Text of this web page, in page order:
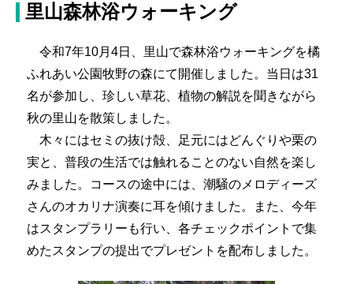
里山森林浴ウォーキング
令和7年10月4日、里山で森林浴ウォーキングを橘
ふれあい公園牧野の森にて開催しました。当日は31
名が参加し、珍しい草花、植物の解説を聞きながら
秋の里山を散策しました。
木々にはセミの抜け殻、足元にはどんぐりや栗の
実と、普段の生活では触れることのない自然を楽し
みました。コースの途中には、潮騒のメロディーズ
さんのオカリナ演奏に耳を傾けました。また、今年
はスタンプラリーも行い、各チェックポイントで集
めたスタンプの提出でプレゼントを配布しました。